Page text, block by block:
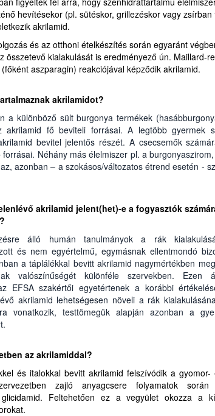
hevítésekor (pl. sütéskor, grillezéskor vagy
akrilamid.
és az otthoni ételkészítés során egyaránt
összetevő kialakulását is eredményező ún. Maillard-
aszparagin) reakciójával képződik akrilamid.
akrilamidot?
a különböző sült burgonya termékek
akrilamid fő beviteli forrásai. A legtöbb gyermek
bevitel jelentős részét. A csecsemők
Néhány más élelmiszer pl. a
azonban – a szokásos/változatos étrend esetén -
akrilamid jelent(het)-e a fogyasztók
álló humán tanulmányok a rák
és nem egyértelmű, egymásnak ellentmondó
a táplálékkal bevitt akrilamid nagymértékben
valószínűségét különféle szervekben. Ezen
EFSA szakértői egyetértenek a korábbi
akrilamid lehetségesen növeli a rák
vonatkozik, testtömegük alapján azonban a
az akrilamiddal?
és italokkal bevitt akrilamid felszívódik a
zajló anyagcsere folyamatok
Feltehetően ez a vegyület okozza a